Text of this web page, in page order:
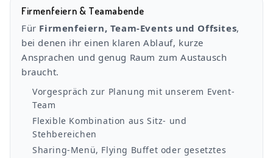
Firmenfeiern & Teamabende
Für Firmenfeiern, Team-Events und Offsites,
bei denen ihr einen klaren Ablauf, kurze
Ansprachen und genug Raum zum Austausch
braucht.
Vorgespräch zur Planung mit unserem Event-
Team
Flexible Kombination aus Sitz- und
Stehbereichen
Sharing-Menü, Flying Buffet oder gesetztes